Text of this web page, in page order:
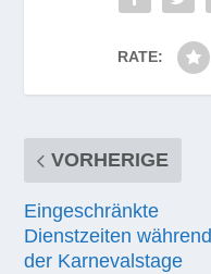
RATE:
VORHERIGE
Eingeschränkte
Dienstzeiten während
der Karnevalstage